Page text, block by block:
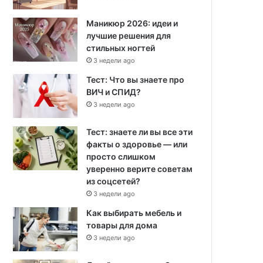
Маникюр 2026: идеи и
лучшие решения для
стильных ногтей
3 недели ago
Тест: Что вы знаете про
ВИЧ и СПИД?
3 недели ago
Тест: знаете ли вы все эти
факты о здоровье — или
просто слишком
уверенно верите советам
из соцсетей?
3 недели ago
Как выбирать мебель и
товары для дома
3 недели ago